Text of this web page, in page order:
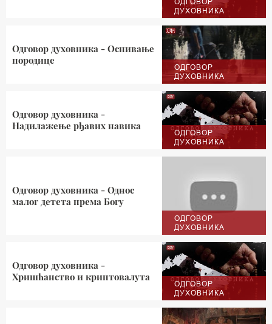
ДУХОВНИКА
ОДГОВОР
ДУХОВНИКА
Одговор духовника - Оснивање
породице
ОДГОВОР
ДУХОВНИКА
Одговор духовника -
Надилажење рђавих навика
ОДГОВОР
ДУХОВНИКА
Одговор духовника - Однос
малог детета према Богу
ОДГОВОР
ДУХОВНИКА
Одговор духовника -
Хришћанство и криптовалута